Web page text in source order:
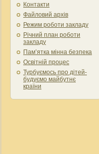
Контакти
Файловий архів
Режим роботи закладу
Річний план роботи
закладу
Пам’ятка мінна безпека
Освітній процес
Турбуємось про дітей-
будуємо майбутнє
країни